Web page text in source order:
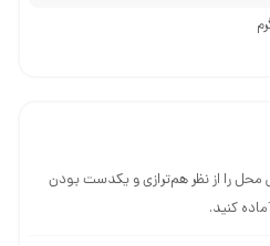
را از نظر هم‌ترازی و یکدست بودن
کنید.